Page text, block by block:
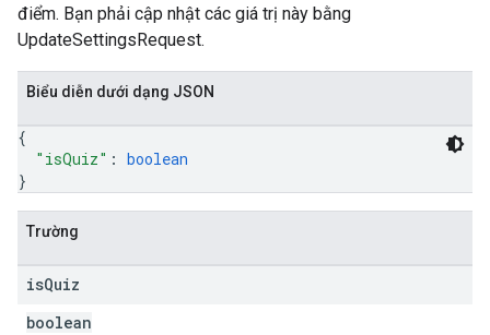
điểm. Bạn phải cập nhật các giá trị này bằng
UpdateSettingsRequest.
Biểu diễn dưới dạng JSON
{
"isQuiz" : boolean
}
Trường
isQuiz
boolean